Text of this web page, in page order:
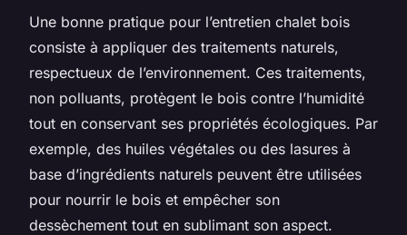
Une bonne pratique pour l’entretien chalet bois
consiste à appliquer des traitements naturels,
respectueux de l’environnement. Ces traitements,
non polluants, protègent le bois contre l’humidité
tout en conservant ses propriétés écologiques. Par
exemple, des huiles végétales ou des lasures à
base d’ingrédients naturels peuvent être utilisées
pour nourrir le bois et empêcher son
dessèchement tout en sublimant son aspect.